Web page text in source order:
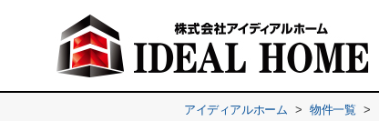
アイディアルホーム > 物件一覧 >